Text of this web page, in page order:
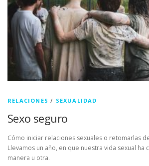
RELACIONES / SEXUALIDAD
Sexo seguro
Cómo iniciar relaciones sexuales o retomarlas
Llevamos un año, en que nuestra vida sexual ha
manera u otra.